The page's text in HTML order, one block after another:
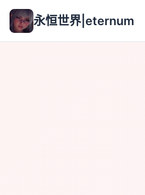
永恒世界|eternum